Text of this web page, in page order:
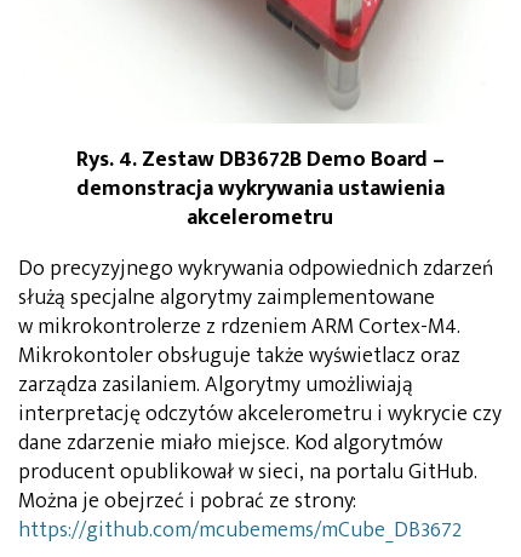
Rys. 4. Zestaw DB3672B Demo Board –
demonstracja wykrywania ustawienia
akcelerometru
Do precyzyjnego wykrywania odpowiednich zdarzeń
służą specjalne algorytmy zaimplementowane
w mikrokontrolerze z rdzeniem ARM Cortex-M4.
Mikrokontoler obsługuje także wyświetlacz oraz
zarządza zasilaniem. Algorytmy umożliwiają
interpretację odczytów akcelerometru i wykrycie czy
dane zdarzenie miało miejsce. Kod algorytmów
producent opublikował w sieci, na portalu GitHub.
Można je obejrzeć i pobrać ze strony:
https://github.com/mcubemems/mCube_DB3672